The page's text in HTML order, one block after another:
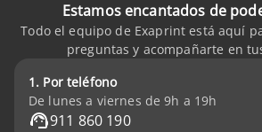
Estamos encantados de
Todo el equipo de Exaprint está aquí
preguntas y acompañarte en
1. Por teléfono
De lunes a viernes de 9h a 19h
911 860 190